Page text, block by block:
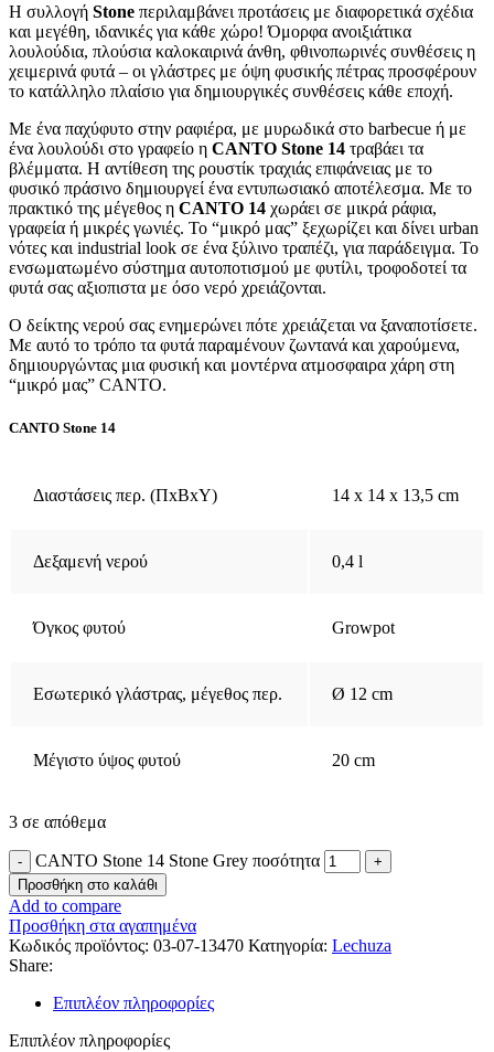
Η συλλογή Stone περιλαμβάνει προτάσεις με διαφορετικά σχέδια
και μεγέθη, ιδανικές για κάθε χώρο! Όμορφα ανοιξιάτικα
λουλούδια, πλούσια καλοκαιρινά άνθη, φθινοπωρινές συνθέσεις η
χειμερινά φυτά – οι γλάστρες με όψη φυσικής πέτρας προσφέρουν
το κατάλληλο πλαίσιο για δημιουργικές συνθέσεις κάθε εποχή.
Με ένα παχύφυτο στην ραφιέρα, με μυρωδικά στο barbecue ή με
ένα λουλούδι στο γραφείο η CANTO Stone 14 τραβάει τα
βλέμματα. Η αντίθεση της ρουστίκ τραχιάς επιφάνειας με το
φυσικό πράσινο δημιουργεί ένα εντυπωσιακό αποτέλεσμα. Με το
πρακτικό της μέγεθος η CANTO 14 χωράει σε μικρά ράφια,
γραφεία ή μικρές γωνιές. Το “μικρό μας” ξεχωρίζει και δίνει urban
νότες και industrial look σε ένα ξύλινο τραπέζι, για παράδειγμα. Το
ενσωματωμένο σύστημα αυτοποτισμού με φυτίλι, τροφοδοτεί τα
φυτά σας αξιοπιστα με όσο νερό χρειάζονται.
Ο δείκτης νερού σας ενημερώνει πότε χρειάζεται να ξαναποτίσετε.
Με αυτό το τρόπο τα φυτά παραμένουν ζωντανά και χαρούμενα,
δημιουργώντας μια φυσική και μοντέρνα ατμοσφαιρα χάρη στη
“μικρό μας” CANTO.
CANTO Stone 14
Διαστάσεις περ. (ΠxΒxΥ) 14 x 14 x 13,5 cm
Δεξαμενή νερού 0,4 l
Όγκος φυτού Growpot
Εσωτερικό γλάστρας, μέγεθος περ. Ø 12 cm
Μέγιστο ύψος φυτού 20 cm
3 σε απόθεμα
CANTO Stone 14 Stone Grey ποσότητα
Προσθήκη στο καλάθι
Add to compare
Προσθήκη στα αγαπημένα
Κωδικός προϊόντος: 03-07-13470 Κατηγορία: Lechuza
Share:
Επιπλέον πληροφορίες
Επιπλέον πληροφορίες